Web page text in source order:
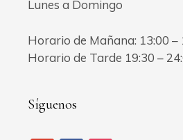
Lunes a Domingo
Horario de Mañana: 13:00 –
Horario de Tarde 19:30 –
Síguenos